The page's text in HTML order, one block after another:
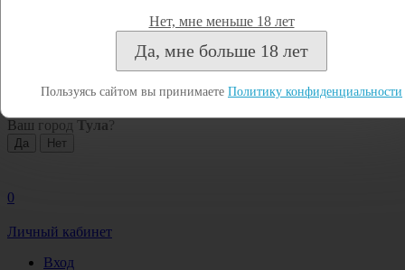
Посмотреть все результаты
Ваш город Тула ?
0
Личный кабинет
Вход
Нет, мне меньше 18 лет
Да, мне больше 18 лет
Пользуясь сайтом вы принимаете Политику конфиденциальности